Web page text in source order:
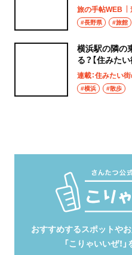
旅の手帖WEB
#長野県 #旅館
横浜駅の隣の
る？【住みた
連載：住みたい
#横浜 #散歩
おすすめするスポットや
「こりゃいいぜ！